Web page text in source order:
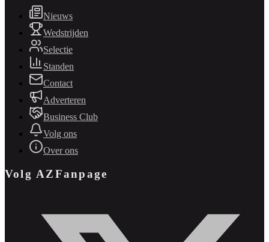
Nieuws
Wedstrijden
Selectie
Standen
Contact
Adverteren
Business Club
Volg ons
Over ons
Volg AZFanpage